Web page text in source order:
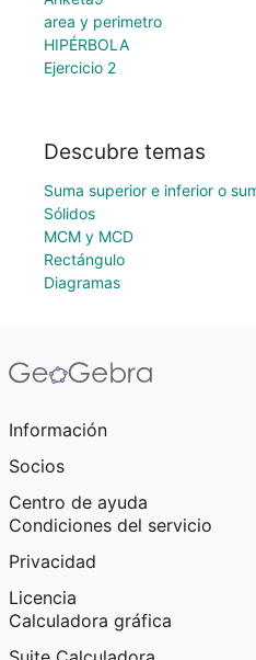
area y perimetro
HIPÉRBOLA
Ejercicio 2
Descubre temas
Suma superior e inferior o
Sólidos
MCM y MCD
Rectángulo
Diagramas
Información
Socios
Centro de ayuda
Condiciones del servicio
Privacidad
Licencia
Calculadora gráfica